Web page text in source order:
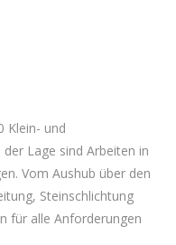
Klein- und
Lage sind Arbeiten in
Vom Aushub über den
Steinschlichtung
für alle Anforderungen